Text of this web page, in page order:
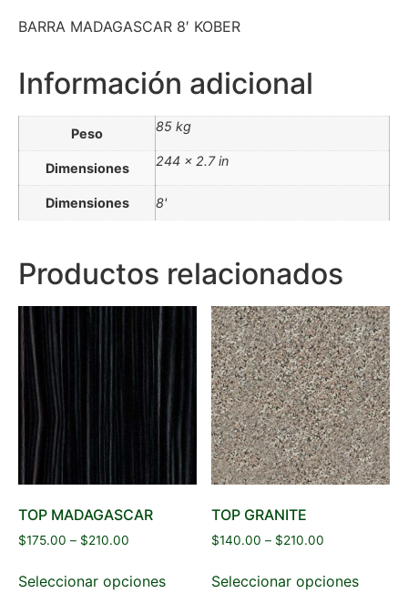
BARRA MADAGASCAR 8′ KOBER
Información adicional
Peso 85 kg
Dimensiones 244 × 2.7 in
Dimensiones 8'
Productos relacionados
TOP MADAGASCAR
$175.00 – $210.00
Seleccionar opciones
TOP GRANITE
$140.00 – $210.00
Seleccionar opciones